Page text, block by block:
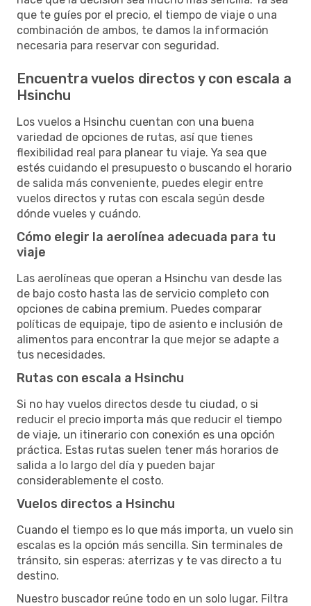
que te guíes por el precio, el tiempo de viaje o una
combinación de ambos, te damos la información
necesaria para reservar con seguridad.
Encuentra vuelos directos y con escala a
Hsinchu
Los vuelos a Hsinchu cuentan con una buena
variedad de opciones de rutas, así que tienes
flexibilidad real para planear tu viaje. Ya sea que
estés cuidando el presupuesto o buscando el horario
de salida más conveniente, puedes elegir entre
vuelos directos y rutas con escala según desde
dónde vueles y cuándo.
Cómo elegir la aerolínea adecuada para tu
viaje
Las aerolíneas que operan a Hsinchu van desde las
de bajo costo hasta las de servicio completo con
opciones de cabina premium. Puedes comparar
políticas de equipaje, tipo de asiento e inclusión de
alimentos para encontrar la que mejor se adapte a
tus necesidades.
Rutas con escala a Hsinchu
Si no hay vuelos directos desde tu ciudad, o si
reducir el precio importa más que reducir el tiempo
de viaje, un itinerario con conexión es una opción
práctica. Estas rutas suelen tener más horarios de
salida a lo largo del día y pueden bajar
considerablemente el costo.
Vuelos directos a Hsinchu
Cuando el tiempo es lo que más importa, un vuelo sin
escalas es la opción más sencilla. Sin terminales de
tránsito, sin esperas: aterrizas y te vas directo a tu
destino.
Nuestro buscador reúne todo en un solo lugar. Filtra